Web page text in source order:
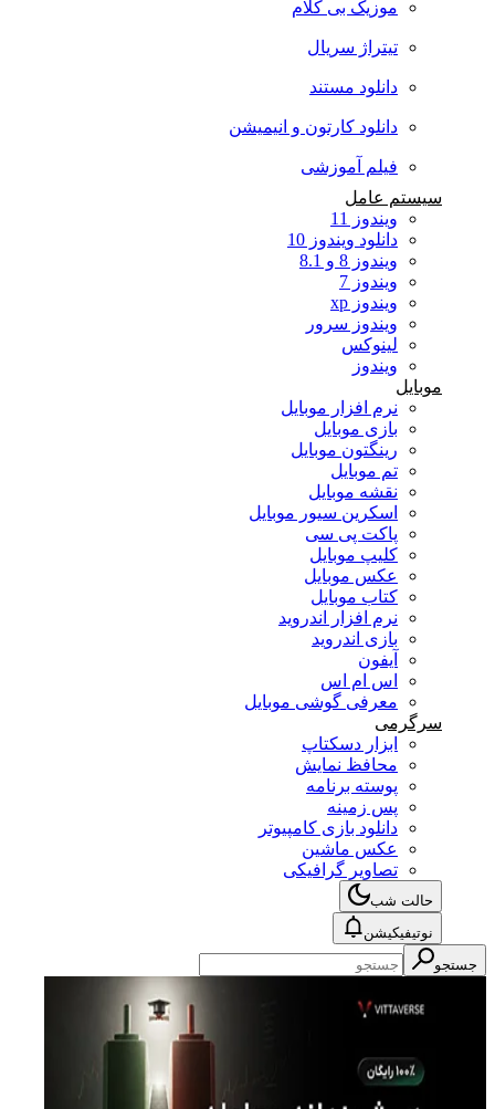
موزیک بی کلام
تیتراژ سریال
دانلود مستند
دانلود کارتون و انیمیشن
فیلم آموزشی
سیستم عامل
ویندوز 11
دانلود ویندوز 10
ویندوز 8 و 8.1
ویندوز 7
ویندوز xp
ویندوز سرور
لینوکس
ویندوز
موبایل
نرم افزار موبایل
بازی موبایل
رینگتون موبایل
تم موبایل
نقشه موبایل
اسکرین سیور موبایل
پاکت پی سی
کلیپ موبایل
عکس موبایل
کتاب موبایل
نرم افزار اندروید
بازی اندروید
آیفون
اس ام اس
معرفی گوشی موبایل
سرگرمی
ابزار دسکتاپ
محافظ نمایش
پوسته برنامه
پس زمینه
دانلود بازی کامپیوتر
عکس ماشین
تصاویر گرافیکی
حالت شب
نوتیفیکیشن
جستجو